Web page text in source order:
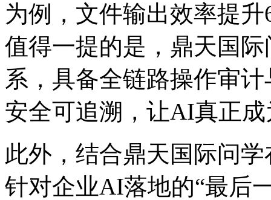
为例，文件输出效率提
值得一提的是，鼎天国
系，具备全链路操作审
安全可追溯，让AI真
此外，结合鼎天国际问
针对企业AI落地的“最后一